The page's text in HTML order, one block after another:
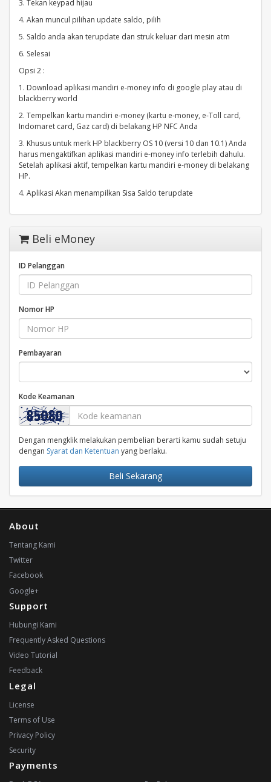
3. Tekan keypad hijau
4. Akan muncul pilihan update saldo, pilih
5. Saldo anda akan terupdate dan struk keluar dari mesin atm
6. Selesai
Opsi 2 :
1. Download aplikasi mandiri e-money info di google play atau di
blackberry world
2. Tempelkan kartu mandiri e-money (kartu e-money, e-Toll card,
Indomaret card, Gaz card) di belakang HP NFC Anda
3. Khusus untuk merk HP blackberry OS 10 (versi 10 dan 10.1) Anda
harus mengaktifkan aplikasi mandiri e-money info terlebih dahulu.
Setelah aplikasi aktif, tempelkan kartu mandiri e-money di belakang
HP.
4. Aplikasi Akan menampilkan Sisa Saldo terupdate
Beli eMoney
ID Pelanggan
Nomor HP
Pembayaran
Kode Keamanan
Dengan mengklik melakukan pembelian berarti kamu sudah setuju
dengan Syarat dan Ketentuan yang berlaku.
Beli Sekarang
About
Tentang Kami
Twitter
Facebook
Google+
Support
Hubungi Kami
Frequently Asked Questions
Video Tutorial
Feedback
Legal
License
Terms of Use
Privacy Policy
Security
Payments